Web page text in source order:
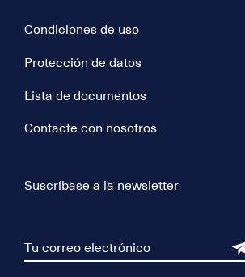
Condiciones de uso
Protección de datos
Lista de documentos
Contacte con nosotros
Suscríbase a la newsletter